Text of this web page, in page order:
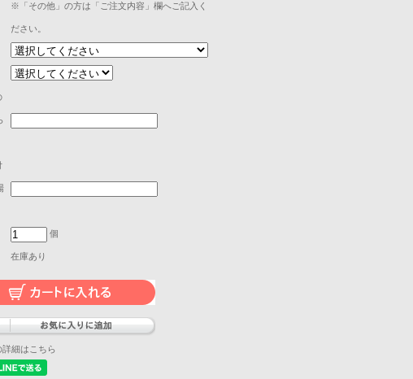
※「その他」の方は「ご注文内容」欄へご記入く
ださい。
個
在庫あり
細はこちら